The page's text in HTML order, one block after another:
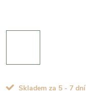
Skladem za 5 - 7 dní